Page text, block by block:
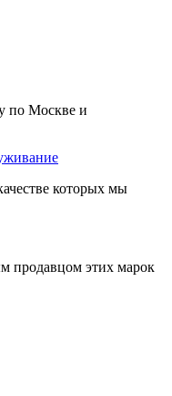
по Москве и
которых мы
продавцом этих марок